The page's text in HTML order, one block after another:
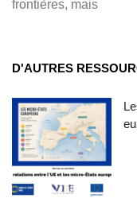
frontières, mais
D'AUTRES